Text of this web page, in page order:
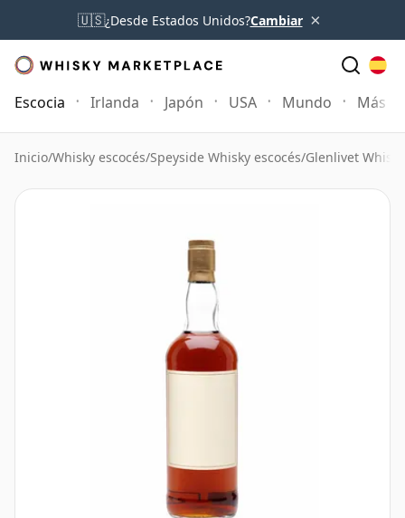
🇺🇸¿Desde Estados Unidos?Cambiar ×
Escocia Irlanda Japón USA Mundo Más
Inicio/Whisky escocés/Speyside Whisky escocés/Glenlivet Whisky